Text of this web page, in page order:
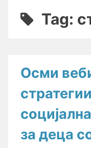
Tag:
Осми
за деца